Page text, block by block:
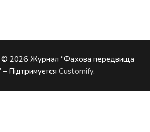
© 2026 Журнал “Фахова передвища
– Підтримуєтся Customify.